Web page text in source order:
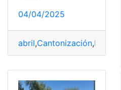
04/04/2025
abril,Cantonización,Fiestas